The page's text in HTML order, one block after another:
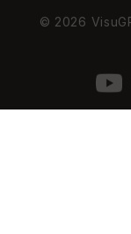
© 2026